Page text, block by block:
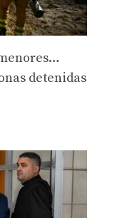
detenidas